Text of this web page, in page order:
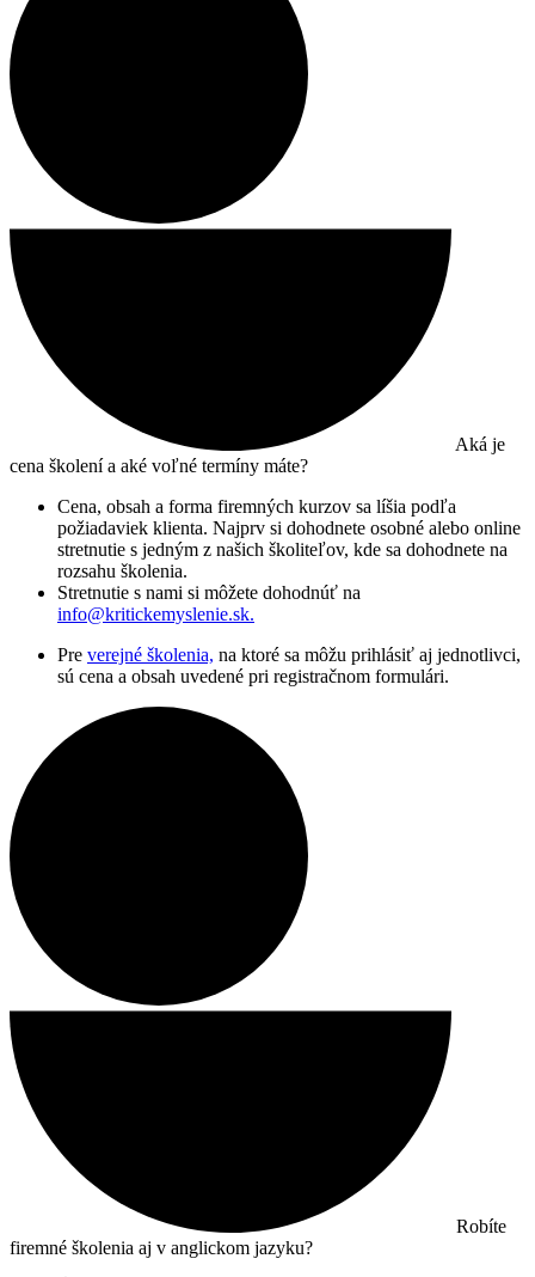
Aká je
cena školení a aké voľné termíny máte?
Cena, obsah a forma firemných kurzov sa líšia podľa
požiadaviek klienta. Najprv si dohodnete osobné alebo online
stretnutie s jedným z našich školiteľov, kde sa dohodnete na
rozsahu školenia.
Stretnutie s nami si môžete dohodnúť na
info@kritickemyslenie.sk.
Pre verejné školenia, na ktoré sa môžu prihlásiť aj jednotlivci,
sú cena a obsah uvedené pri registračnom formulári.
Robíte
firemné školenia aj v anglickom jazyku?